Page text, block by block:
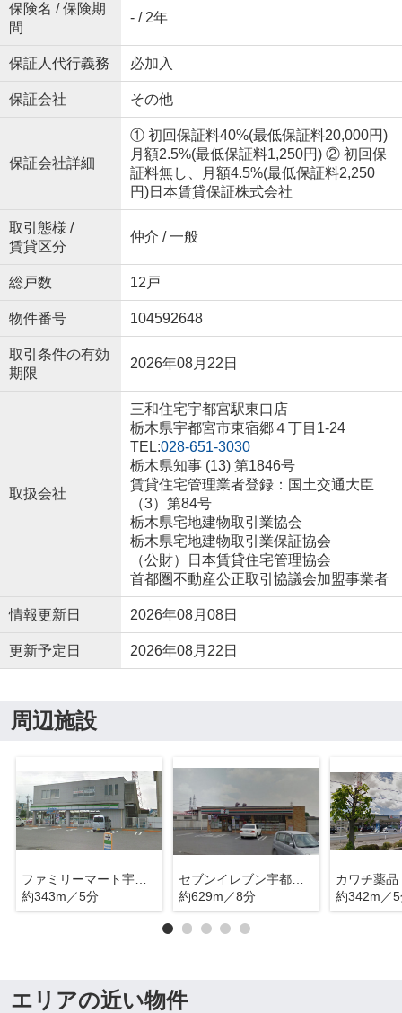
保険名 / 保険期
間
- / 2年
保証人代行義務 必加入
保証会社 その他
保証会社詳細
① 初回保証料40%(最低保証料20,000円)
月額2.5%(最低保証料1,250円) ② 初回保
証料無し、月額4.5%(最低保証料2,250
円)日本賃貸保証株式会社
取引態様 /
賃貸区分
仲介 / 一般
総戸数 12戸
物件番号 104592648
取引条件の有効
期限
2026年08月22日
取扱会社
三和住宅宇都宮駅東口店
栃木県宇都宮市東宿郷４丁目1-24
TEL:028-651-3030
栃木県知事 (13) 第1846号
賃貸住宅管理業者登録：国土交通大臣
（3）第84号
栃木県宅地建物取引業協会
栃木県宅地建物取引業保証協会
（公財）日本賃貸住宅管理協会
首都圏不動産公正取引協議会加盟事業者
情報更新日 2026年08月08日
更新予定日 2026年08月22日
周辺施設
ファミリーマート宇都宮東簗瀬店
約343m／5分
セブンイレブン宇都宮簗瀬中央店
約629m／8分
カワチ薬
約342m／
エリアの近い物件